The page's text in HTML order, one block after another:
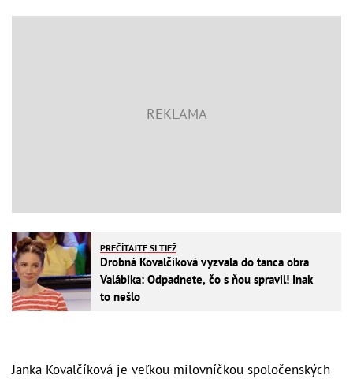
PREČÍTAJTE SI TIEŽ
Drobná Kovalčíková vyzvala do tanca obra
Valábika: Odpadnete, čo s ňou spravil! Inak
to nešlo
Janka Kovalčíková je veľkou milovníčkou spoločenských